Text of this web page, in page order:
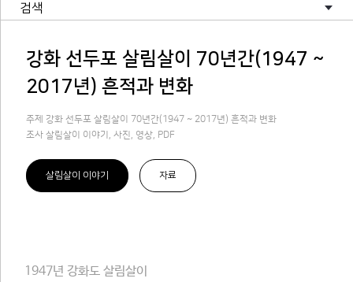
검색
강화 선두포 살림살이 70년간(1947 ~
2017년) 흔적과 변화
주제 강화 선두포 살림살이 70년간(1947 ~ 2017년) 흔적과 변화
조사 살림살이 이야기, 사진, 영상, PDF
살림살이 이야기 자료
1947년 강화도 살림살이